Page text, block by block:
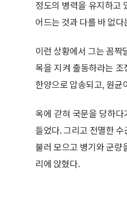
정도의 병력을 유지하고
어드는 것과 다를 바 없
이런 상황에서 그는 꼼
목을 지켜 출동하라는
한양으로 압송되고, 원균
옥에 갇혀 국문을 당하
들었다. 그리고 전멸한
불러 모으고 병기와 군량
리에 앉혔다.